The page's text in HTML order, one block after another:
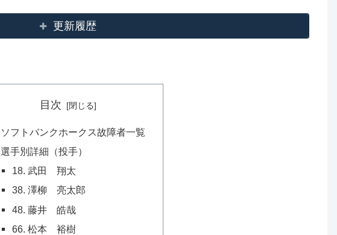
更新履歴
目次
ソフトバンクホークス故障者一覧
選手別詳細（投手）
18. 武田 翔太
38. 澤柳 亮太郎
48. 藤井 皓哉
66. 松本 裕樹